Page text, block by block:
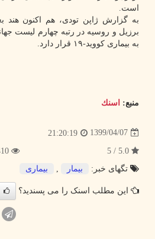
است.
به گزارش ژاپن تودی، هم اکنون هند
برزیل و روسیه در رتبه چهارم لیست
به بیماری کووید-۱۹ قرار دارد.
منبع: اسنك
1399/04/07
21:20:19
تگهای خبر:
بیمار , بیماری
این مطلب اسنک را می پسندید؟